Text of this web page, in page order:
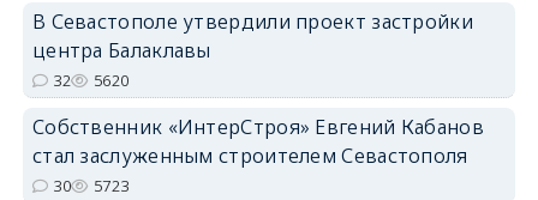
В Севастополе утвердили проект застройки
центра Балаклавы
32 5620
Собственник «ИнтерСтроя» Евгений Кабанов
стал заслуженным строителем Севастополя
30 5723